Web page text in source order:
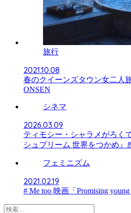
旅行
2021.10.08
春のクイーンズタウン女二人
ONSEN
シネマ
2026.03.09
ティモシー・シャラメがろく
シュプリーム 世界をつかめ』
フェミニズム
2021.02.19
# Me too 映画「Promising
検